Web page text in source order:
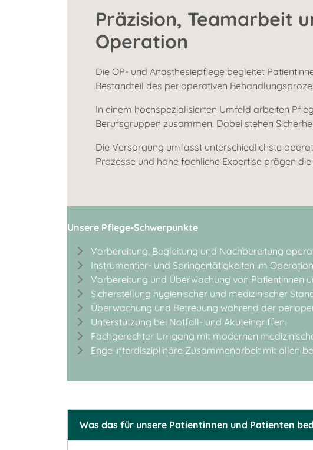
Präzision, Teamarbeit
Operation
Die OP- und Anästhesiepflege begleitet
Bestandteil des perioperativen
In einem hochspezialisierten Umfeld arbeiten
Berufsgruppen zusammen. Dabei stehen
Die Versorgung umfasst unterschiedlichste
Prozesse und hohe fachliche Expertise prägen
Unsere Pflege-Schwerpunkte
Vorbereitung, Begleitung und Nachbereitung
Instrumentier- und Springertätigkeiten im
Vorbereitung und Überwachung von Patientinnen
Sicherstellung hygienischer und medizinischer
Überwachung und Betreuung während der
Unterstützung bei Notfall- und Akuteingriffen
Fachgerechter Umgang mit modernen
Enge interdisziplinäre Zusammenarbeit mit allen
Was das für unsere Patientinnen und Patienten